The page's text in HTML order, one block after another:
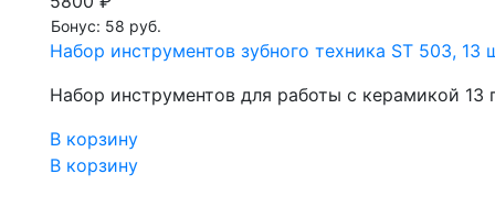
Бонус: 58 руб.
Набор инструментов зубного техника ST 503, 13
Набор инструментов для работы с керамикой 13
В корзину
В корзину